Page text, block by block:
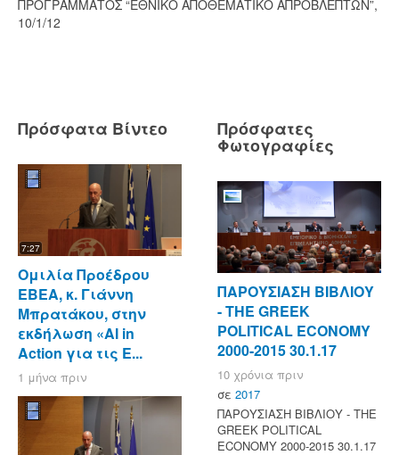
ΠΡΟΓΡΑΜΜΑΤΟΣ “ΕΘΝΙΚΟ ΑΠΟΘΕΜΑΤΙΚΟ ΑΠΡΟΒΛΕΠΤΩΝ”,
10/1/12
Πρόσφατα Βίντεο
7:27
Ομιλία Προέδρου
ΕΒΕΑ, κ. Γιάννη
Μπρατάκου, στην
εκδήλωση «AI in
Action για τις Ε...
1 μήνα πριν
Πρόσφατες
Φωτογραφίες
ΠΑΡΟΥΣΙΑΣΗ ΒΙΒΛΙΟΥ
- ΤΗΕ GREEK
POLITICAL ECONOMY
2000-2015 30.1.17
10 χρόνια πριν
σε 2017
ΠΑΡΟΥΣΙΑΣΗ ΒΙΒΛΙΟΥ - ΤΗΕ
GREEK POLITICAL
ECONOMY 2000-2015 30.1.17